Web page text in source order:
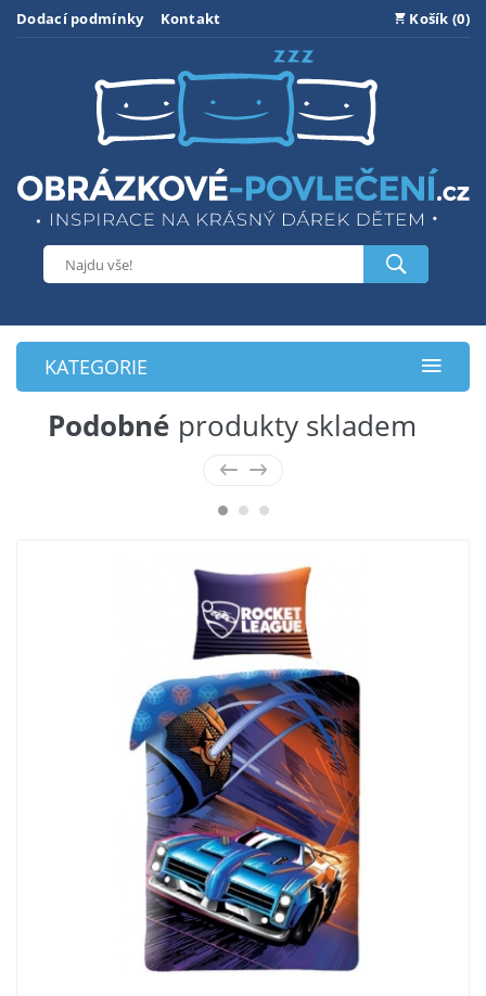
Dodací podmínky Kontakt Košík (0)
KATEGORIE
Podobné produkty skladem